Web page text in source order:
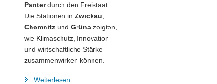
Panterdurch den Freistaat.
Die Stationen in Zwickau
Chemnitz und Grüna zeigten,
wie Klimaschutz, Innovation
und wirtschaftliche Stärke
zusammenwirken können.
Weiterlesen